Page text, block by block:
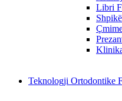
Libri
Teknologji Ortodontike